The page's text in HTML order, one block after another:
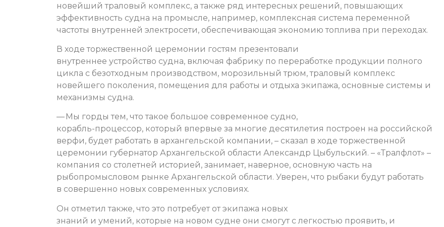
новейший траловый комплекс, а также ряд интересных решений, повышающих
эффективность судна на промысле, например, комплексная система переменной
частоты внутренней электросети, обеспечивающая экономию топлива при переходах.
В ходе торжественной церемонии гостям презентовали
внутреннее устройство судна, включая фабрику по переработке продукции полного
цикла с безотходным производством, морозильный трюм, траловый комплекс
новейшего поколения, помещения для работы и отдыха экипажа, основные системы и
механизмы судна.
— Мы горды тем, что такое большое современное судно,
корабль-процессор, который впервые за многие десятилетия построен на российской
верфи, будет работать в архангельской компании, – сказал в ходе торжественной
церемонии губернатор Архангельской области Александр Цыбульский. – «Тралфлот» –
компания со столетней историей, занимает, наверное, основную часть на
рыбопромысловом рынке Архангельской области. Уверен, что рыбаки будут работать
в совершенно новых современных условиях.
Он отметил также, что это потребует от экипажа новых
знаний и умений, которые на новом судне они смогут с легкостью проявить, и